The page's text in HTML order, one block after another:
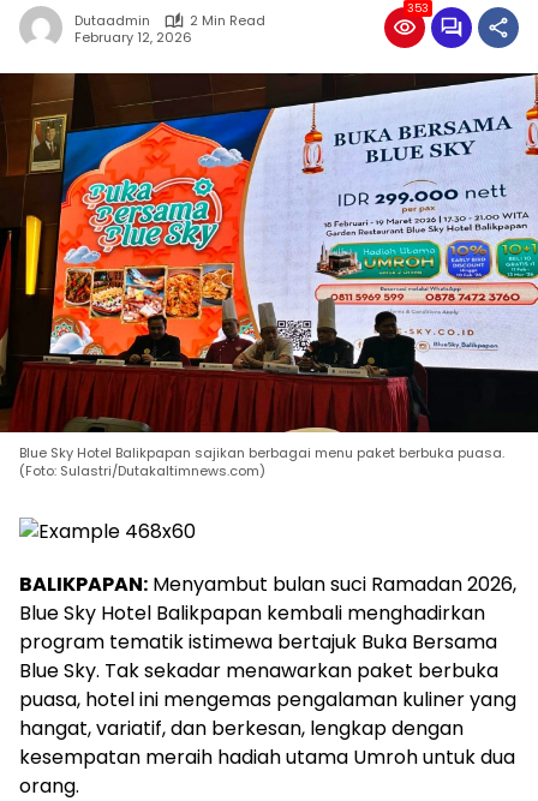
Dutaadmin
2 Min Read
February 12, 2026
353
Blue Sky Hotel Balikpapan sajikan berbagai menu paket berbuka puasa.
(Foto: Sulastri/Dutakaltimnews.com)
BALIKPAPAN: Menyambut bulan suci Ramadan 2026,
Blue Sky Hotel Balikpapan kembali menghadirkan
program tematik istimewa bertajuk Buka Bersama
Blue Sky. Tak sekadar menawarkan paket berbuka
puasa, hotel ini mengemas pengalaman kuliner yang
hangat, variatif, dan berkesan, lengkap dengan
kesempatan meraih hadiah utama Umroh untuk dua
orang.